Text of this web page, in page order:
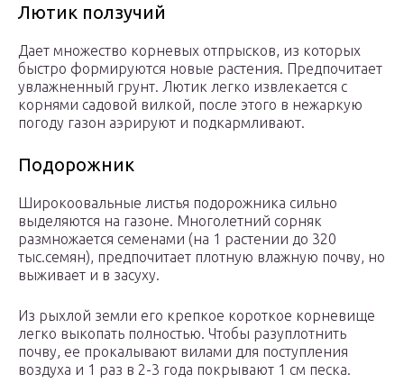
Лютик ползучий
Дает множество корневых отпрысков, из которых
быстро формируются новые растения. Предпочитает
увлажненный грунт. Лютик легко извлекается с
корнями садовой вилкой, после этого в нежаркую
погоду газон аэрируют и подкармливают.
Подорожник
Широкоовальные листья подорожника сильно
выделяются на газоне. Многолетний сорняк
размножается семенами (на 1 растении до 320
тыс.семян), предпочитает плотную влажную почву, но
выживает и в засуху.
Из рыхлой земли его крепкое короткое корневище
легко выкопать полностью. Чтобы разуплотнить
почву, ее прокалывают вилами для поступления
воздуха и 1 раз в 2-3 года покрывают 1 см песка.